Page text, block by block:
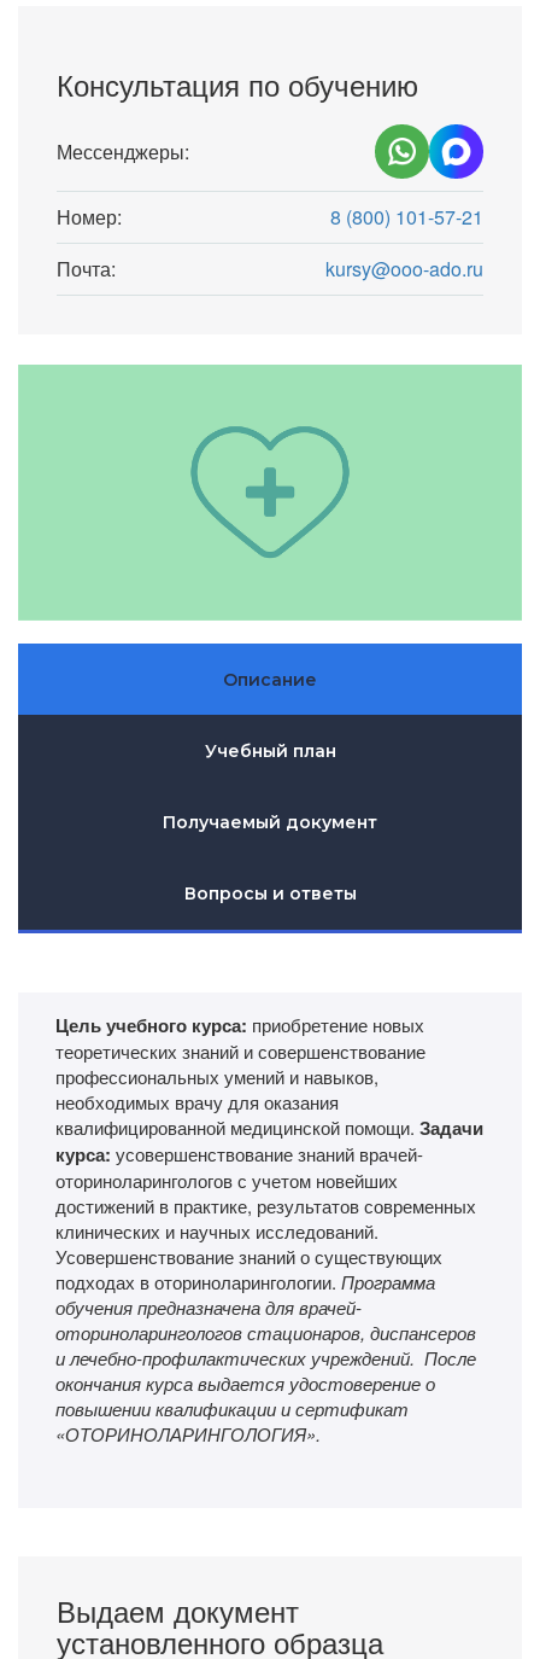
Консультация по обучению
Мессенджеры:
Номер:
8 (800) 101-57-21
Почта:
kursy@ooo-ado.ru
Описание
Учебный план
Получаемый документ
Вопросы и ответы
Цель учебного курса: приобретение новых
теоретических знаний и совершенствование
профессиональных умений и навыков,
необходимых врачу для оказания
квалифицированной медицинской помощи. Задачи
курса: усовершенствование знаний врачей-
оториноларингологов с учетом новейших
достижений в практике, результатов современных
клинических и научных исследований.
Усовершенствование знаний о существующих
подходах в оториноларингологии. Программа
обучения предназначена для врачей-
оториноларингологов стационаров, диспансеров
и лечебно-профилактических учреждений. После
окончания курса выдается удостоверение о
повышении квалификации и сертификат
«ОТОРИНОЛАРИНГОЛОГИЯ».
Выдаем документ
установленного образца